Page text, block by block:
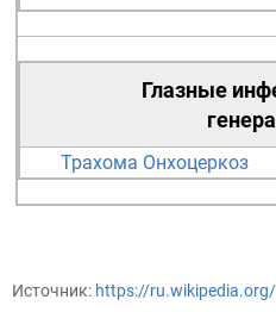
Глазные
Трахома Онхоцеркоз
Источник: https://